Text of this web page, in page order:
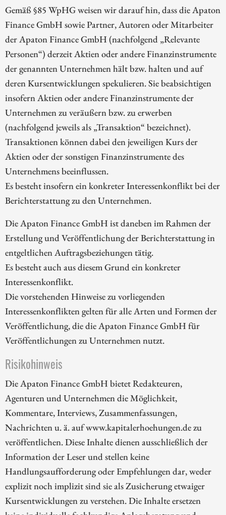
Gemäß §85 WpHG weisen wir darauf hin, dass die Apaton
Finance GmbH sowie Partner, Autoren oder Mitarbeiter
der Apaton Finance GmbH (nachfolgend „Relevante
Personen“) derzeit Aktien oder andere Finanzinstrumente
der genannten Unternehmen hält bzw. halten und auf
deren Kursentwicklungen spekulieren. Sie beabsichtigen
insofern Aktien oder andere Finanzinstrumente der
Unternehmen zu veräußern bzw. zu erwerben
(nachfolgend jeweils als „Transaktion“ bezeichnet).
Transaktionen können dabei den jeweiligen Kurs der
Aktien oder der sonstigen Finanzinstrumente des
Unternehmens beeinflussen.
Es besteht insofern ein konkreter Interessenkonflikt bei der
Berichterstattung zu den Unternehmen.
Die Apaton Finance GmbH ist daneben im Rahmen der
Erstellung und Veröffentlichung der Berichterstattung in
entgeltlichen Auftragsbeziehungen tätig.
Es besteht auch aus diesem Grund ein konkreter
Interessenkonflikt.
Die vorstehenden Hinweise zu vorliegenden
Interessenkonflikten gelten für alle Arten und Formen der
Veröffentlichung, die die Apaton Finance GmbH für
Veröffentlichungen zu Unternehmen nutzt.
Risikohinweis
Die Apaton Finance GmbH bietet Redakteuren,
Agenturen und Unternehmen die Möglichkeit,
Kommentare, Interviews, Zusammenfassungen,
Nachrichten u. ä. auf www.kapitalerhoehungen.de zu
veröffentlichen. Diese Inhalte dienen ausschließlich der
Information der Leser und stellen keine
Handlungsaufforderung oder Empfehlungen dar, weder
explizit noch implizit sind sie als Zusicherung etwaiger
Kursentwicklungen zu verstehen. Die Inhalte ersetzen